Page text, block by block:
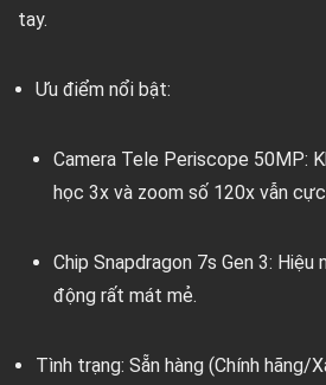
tay.
Ưu điểm nổi bật:
Camera Tele Periscope 50MP:
học 3x và zoom số 120x vẫn
Chip Snapdragon 7s Gen 3: Hiệu
động rất mát mẻ.
Tình trạng: Sẵn hàng (Chính hãng/